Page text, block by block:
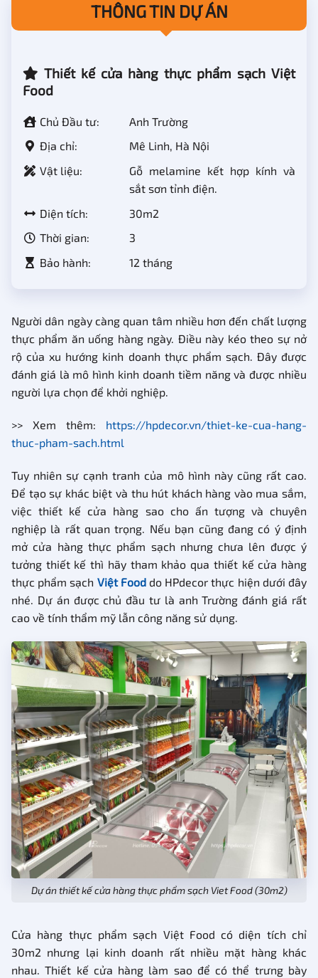
THÔNG TIN DỰ ÁN
Thiết kế cửa hàng thực phẩm sạch Việt
Food
Chủ Đầu tư:
Anh Trường
Địa chỉ:
Mê Linh, Hà Nội
Vật liệu:
Gỗ melamine kết hợp kính và
sắt sơn tỉnh điện.
Diện tích:
30m2
Thời gian:
3
Bảo hành:
12 tháng
Người dân ngày càng quan tâm nhiều hơn đến chất lượng
thực phẩm ăn uống hàng ngày. Điều này kéo theo sự nở
rộ của xu hướng kinh doanh thực phẩm sạch. Đây được
đánh giá là mô hình kinh doanh tiềm năng và được nhiều
người lựa chọn để khởi nghiệp.
>> Xem thêm: https://hpdecor.vn/thiet-ke-cua-hang-
thuc-pham-sach.html
Tuy nhiên sự cạnh tranh của mô hình này cũng rất cao.
Để tạo sự khác biệt và thu hút khách hàng vào mua sắm,
việc thiết kế cửa hàng sao cho ấn tượng và chuyên
nghiệp là rất quan trọng. Nếu bạn cũng đang có ý định
mở cửa hàng thực phẩm sạch nhưng chưa lên được ý
tưởng thiết kế thì hãy tham khảo qua thiết kế cửa hàng
thực phẩm sạch Việt Fooddo HPdecor thực hiện dưới đây
nhé. Dự án được chủ đầu tư là anh Trường đánh giá rất
cao về tính thẩm mỹ lẫn công năng sử dụng.
Dự án thiết kế cửa hàng thực phẩm sạch Viet Food (30m2)
Cửa hàng thực phẩm sạch Việt Food có diện tích chỉ
30m2 nhưng lại kinh doanh rất nhiều mặt hàng khác
nhau. Thiết kế cửa hàng làm sao để có thể trưng bày